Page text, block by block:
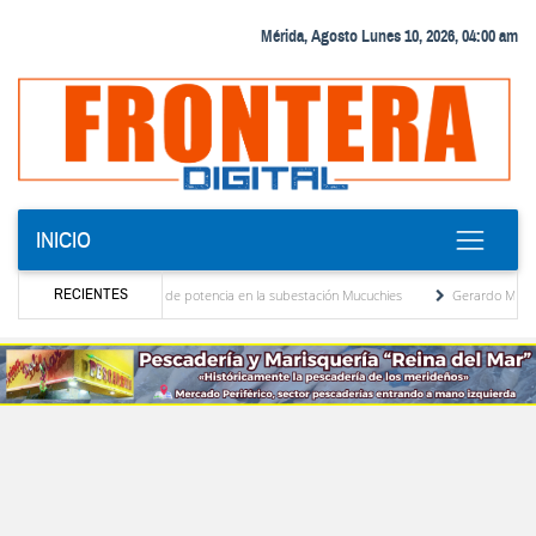
Mérida, Agosto Lunes 10, 2026, 04:00 am
INICIO
RECIENTES
transformador de potencia en la subestación Mucuchies
Gerardo Molina: